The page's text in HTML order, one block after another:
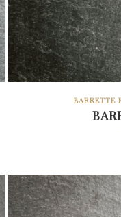
BARRETTE